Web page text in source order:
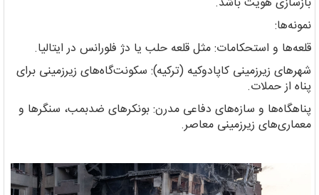
نمونه‌ها:
قلعه‌ها و استحکامات: مثل قلعه حلب یا دژ فلورانس در ایتالیا.
شهرهای زیرزمینی کاپادوکیه (ترکیه): سکونت‌گاه‌های زیرزمینی برای
پناه از حملات.
پناهگاه‌ها و سازه‌های دفاعی مدرن: بونکرهای ضدبمب، سنگرها و
معماری‌های زیرزمینی معاصر.